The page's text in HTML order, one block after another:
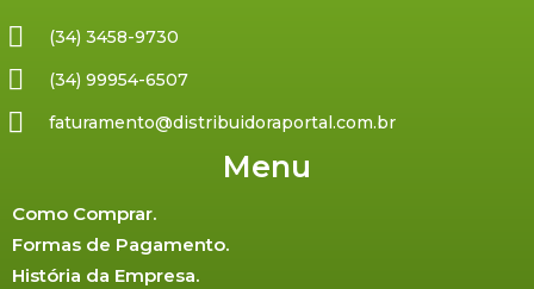
(34) 3458-9730
(34) 99954-6507
faturamento@distribuidoraportal.com.br
Menu
Como Comprar.
Formas de Pagamento.
História da Empresa.